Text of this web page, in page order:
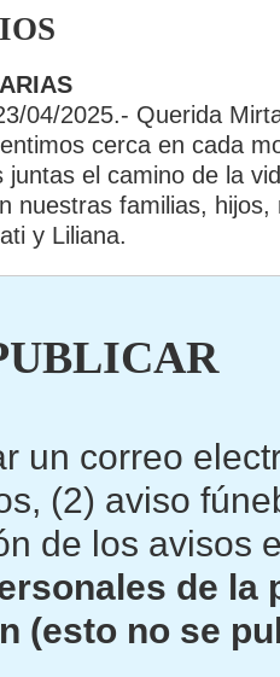
04/2025.- Querida
cerca en cada
juntas el camino de la
nuestras familias, hijos,
y Liliana.
un correo
(2) aviso
de los avisos
de la
(esto no se